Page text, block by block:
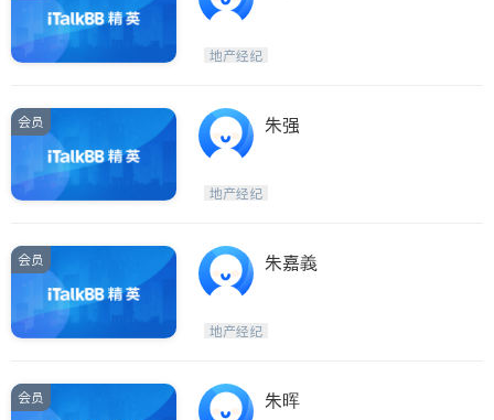
地产经纪
会员 朱强
地产经纪
会员 朱嘉義
地产经纪
会员 朱晖